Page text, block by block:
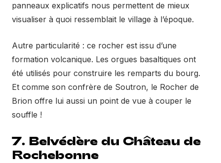
panneaux explicatifs nous permettent de mieux
visualiser à quoi ressemblait le village à l’époque.
Autre particularité : ce rocher est issu d’une
formation volcanique. Les orgues basaltiques ont
été utilisés pour construire les remparts du bourg.
Et comme son confrère de Soutron, le Rocher de
Brion offre lui aussi un point de vue à couper le
souffle !
7. Belvédère du Château de
Rochebonne